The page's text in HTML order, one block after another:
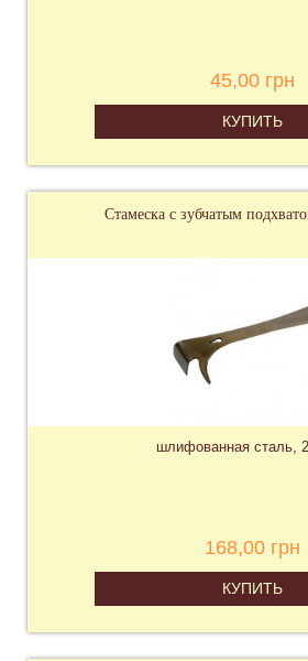
45,00 грн
КУПИТЬ
Стамеска с зубчатым
шлифованная сталь,
168,00 грн
КУПИТЬ